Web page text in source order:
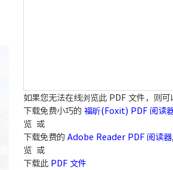
如果您无法在线浏览此 PDF 文件，则可
下载免费小巧的福昕(Foxit) PDF 阅读
览 或
下载免费的Adobe Reader PDF 阅读器
览 或
下载此 PDF 文件